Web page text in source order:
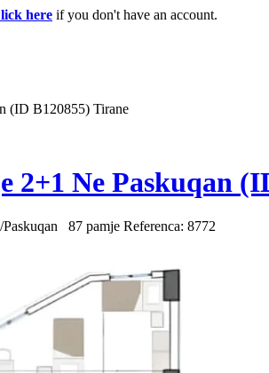
here if you don't have an account.
(ID B120855) Tirane
2+1 Ne Paskuqan
87 pamje Referenca: 8772